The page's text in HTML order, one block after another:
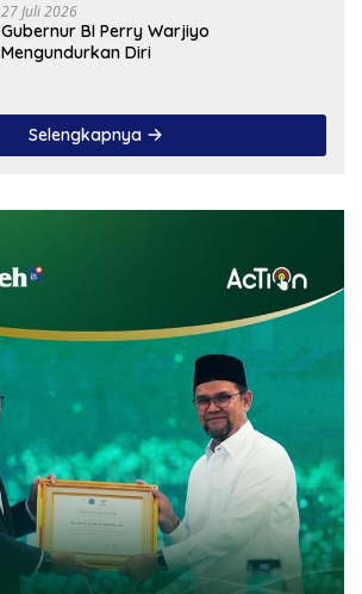
27 Juli 2026
Gubernur BI Perry Warjiyo
Mengundurkan Diri
Selengkapnya